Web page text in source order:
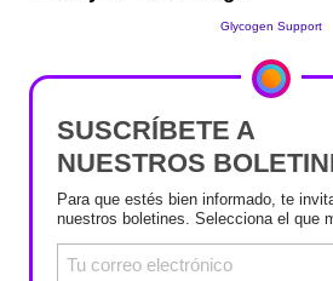
SUSCRÍBETE A
NUESTROS
Para que estés bien informado, te
nuestros boletines. Selecciona el que